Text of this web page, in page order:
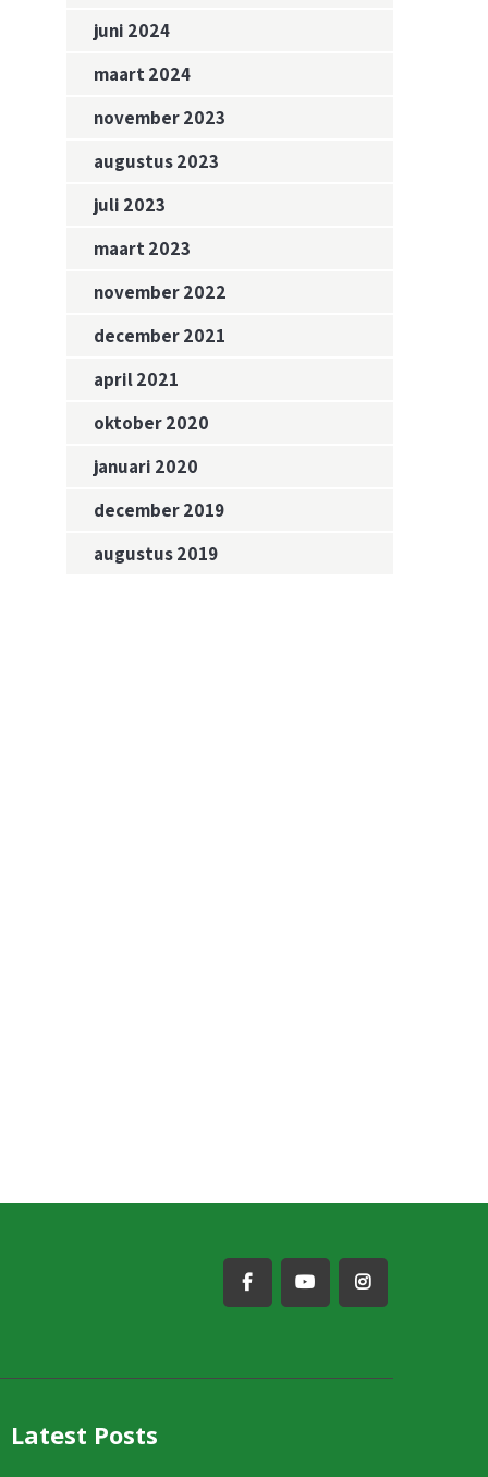
juni 2024
maart 2024
november 2023
augustus 2023
juli 2023
maart 2023
november 2022
december 2021
april 2021
oktober 2020
januari 2020
december 2019
augustus 2019
Latest Posts